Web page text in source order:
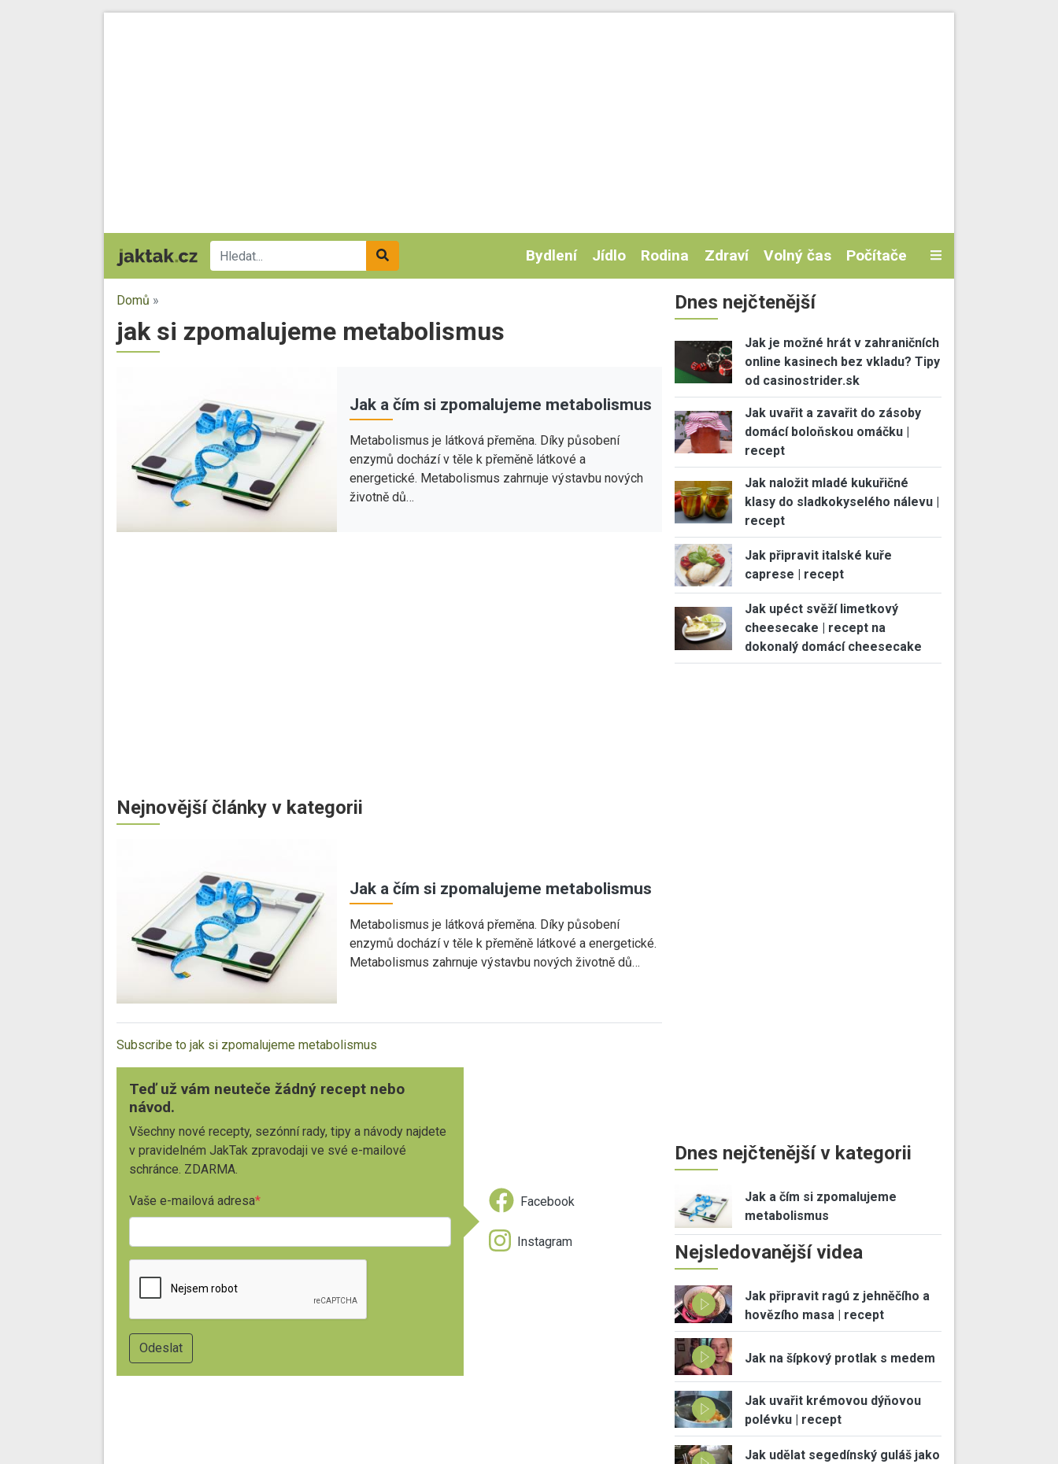
Bydlení Jídlo Rodina Zdraví Volný čas Počítače
Domů »
jak si zpomalujeme metabolismus
Jak a čím si zpomalujeme metabolismus
Metabolismus je látková přeměna. Díky působení
enzymů dochází v těle k přeměně látkové a
energetické. Metabolismus zahrnuje výstavbu nových
životně dů…
Nejnovější články v kategorii
Jak a čím si zpomalujeme metabolismus
Metabolismus je látková přeměna. Díky působení
enzymů dochází v těle k přeměně látkové a energetické.
Metabolismus zahrnuje výstavbu nových životně dů…
Subscribe to jak si zpomalujeme metabolismus
Teď už vám neuteče žádný recept nebo
návod.
Všechny nové recepty, sezónní rady, tipy a návody najdete
v pravidelném JakTak zpravodaji ve své e-mailové
schránce. ZDARMA.
Vaše e-mailová adresa Facebook
Instagram
Dnes nejčtenější
Jak je možné hrát v zahraničních
online kasinech bez vkladu? Tipy
od casinostrider.sk
Jak uvařit a zavařit do zásoby
domácí boloňskou omáčku |
recept
Jak naložit mladé kukuřičné
klasy do sladkokyselého nálevu |
recept
Jak připravit italské kuře
caprese | recept
Jak upéct svěží limetkový
cheesecake | recept na
dokonalý domácí cheesecake
Dnes nejčtenější v kategorii
Jak a čím si zpomalujeme
metabolismus
Nejsledovanější videa
Jak připravit ragú z jehněčího a
hovězího masa | recept
Jak na šípkový protlak s medem
Jak uvařit krémovou dýňovou
polévku | recept
Jak udělat segedínský guláš jako